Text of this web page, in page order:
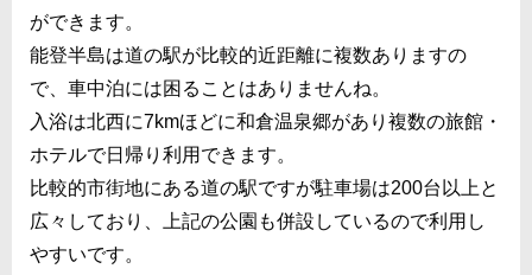
ができます。
能登半島は道の駅が比較的近距離に複数ありますの
で、車中泊には困ることはありませんね。
入浴は北西に7kmほどに和倉温泉郷があり複数の旅館・
ホテルで日帰り利用できます。
比較的市街地にある道の駅ですが駐車場は200台以上と
広々しており、上記の公園も併設しているので利用し
やすいです。